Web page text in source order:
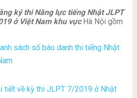
ký thi Năng lực tiếng Nhật JLPT
ở Việt Nam khu vựcHà Nội gồm
sách số báo danh thi tiếng Nhật
tiết về kỳ thi JLPT 7/2019 ở Nhật